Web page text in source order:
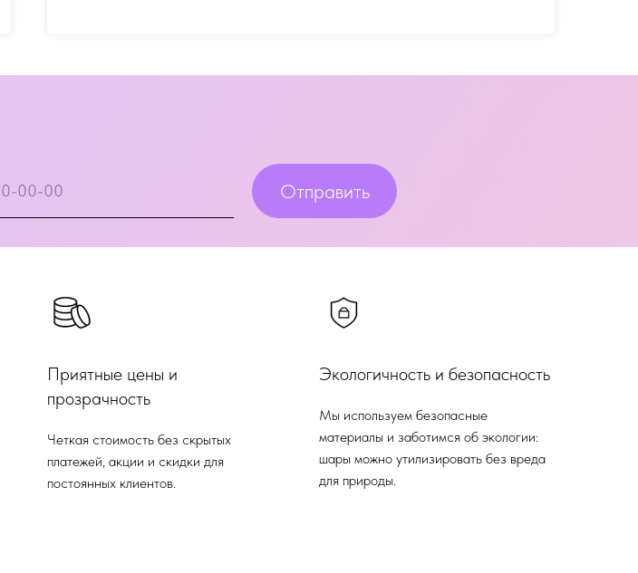
Отправить
Приятные цены и
прозрачность
Четкая стоимость без скрытых
платежей, акции и скидки для
постоянных клиентов.
Экологичность и безопасность
Мы используем безопасные
материалы и заботимся об экологии:
шары можно утилизировать без вреда
для природы.